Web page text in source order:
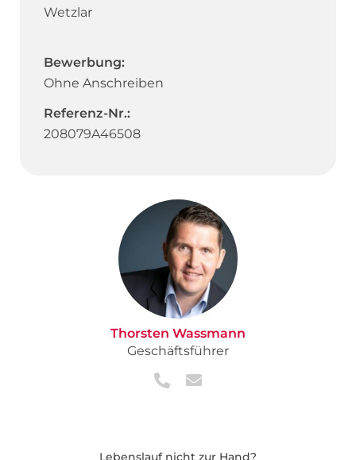
Wetzlar
Bewerbung:
Ohne Anschreiben
Referenz-Nr.:
208079A46508
Thorsten Wassmann
Geschäftsführer
Lebenslauf nicht zur Hand?